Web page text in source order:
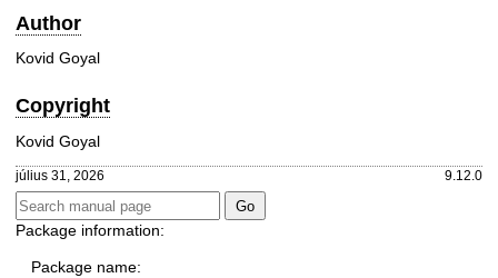
Author
Kovid Goyal
Copyright
Kovid Goyal
július 31, 2026 9.12.0
Package information:
Package name: